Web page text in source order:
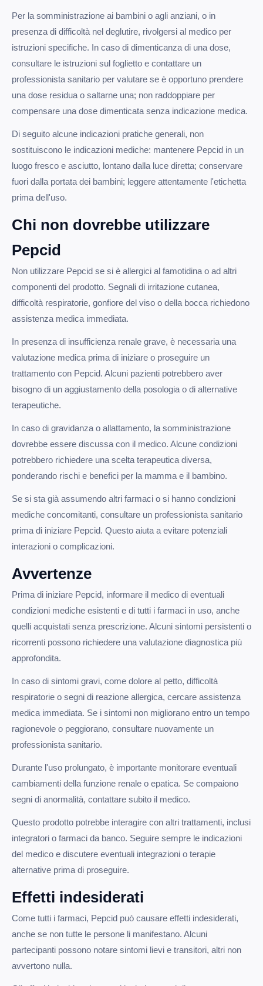
Per la somministrazione ai bambini o agli anziani, o in
presenza di difficoltà nel deglutire, rivolgersi al medico per
istruzioni specifiche. In caso di dimenticanza di una dose,
consultare le istruzioni sul foglietto e contattare un
professionista sanitario per valutare se è opportuno prendere
una dose residua o saltarne una; non raddoppiare per
compensare una dose dimenticata senza indicazione medica.
Di seguito alcune indicazioni pratiche generali, non
sostituiscono le indicazioni mediche: mantenere Pepcid in un
luogo fresco e asciutto, lontano dalla luce diretta; conservare
fuori dalla portata dei bambini; leggere attentamente l'etichetta
prima dell'uso.
Chi non dovrebbe utilizzare
Pepcid
Non utilizzare Pepcid se si è allergici al famotidina o ad altri
componenti del prodotto. Segnali di irritazione cutanea,
difficoltà respiratorie, gonfiore del viso o della bocca richiedono
assistenza medica immediata.
In presenza di insufficienza renale grave, è necessaria una
valutazione medica prima di iniziare o proseguire un
trattamento con Pepcid. Alcuni pazienti potrebbero aver
bisogno di un aggiustamento della posologia o di alternative
terapeutiche.
In caso di gravidanza o allattamento, la somministrazione
dovrebbe essere discussa con il medico. Alcune condizioni
potrebbero richiedere una scelta terapeutica diversa,
ponderando rischi e benefici per la mamma e il bambino.
Se si sta già assumendo altri farmaci o si hanno condizioni
mediche concomitanti, consultare un professionista sanitario
prima di iniziare Pepcid. Questo aiuta a evitare potenziali
interazioni o complicazioni.
Avvertenze
Prima di iniziare Pepcid, informare il medico di eventuali
condizioni mediche esistenti e di tutti i farmaci in uso, anche
quelli acquistati senza prescrizione. Alcuni sintomi persistenti o
ricorrenti possono richiedere una valutazione diagnostica più
approfondita.
In caso di sintomi gravi, come dolore al petto, difficoltà
respiratorie o segni di reazione allergica, cercare assistenza
medica immediata. Se i sintomi non migliorano entro un tempo
ragionevole o peggiorano, consultare nuovamente un
professionista sanitario.
Durante l'uso prolungato, è importante monitorare eventuali
cambiamenti della funzione renale o epatica. Se compaiono
segni di anormalità, contattare subito il medico.
Questo prodotto potrebbe interagire con altri trattamenti, inclusi
integratori o farmaci da banco. Seguire sempre le indicazioni
del medico e discutere eventuali integrazioni o terapie
alternative prima di proseguire.
Effetti indesiderati
Come tutti i farmaci, Pepcid può causare effetti indesiderati,
anche se non tutte le persone li manifestano. Alcuni
partecipanti possono notare sintomi lievi e transitori, altri non
avvertono nulla.